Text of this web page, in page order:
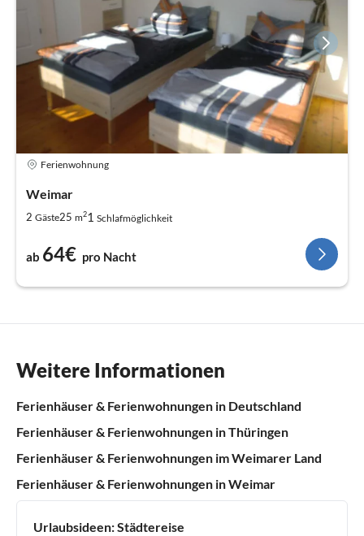
Ferienwohnung
Weimar
2 Gäste25 m21 Schlafmöglichkeit
ab 64€ pro Nacht
Weitere Informationen
Ferienhäuser & Ferienwohnungen in Deutschland
Ferienhäuser & Ferienwohnungen in Thüringen
Ferienhäuser & Ferienwohnungen im Weimarer Land
Ferienhäuser & Ferienwohnungen in Weimar
Urlaubsideen:Städtereise